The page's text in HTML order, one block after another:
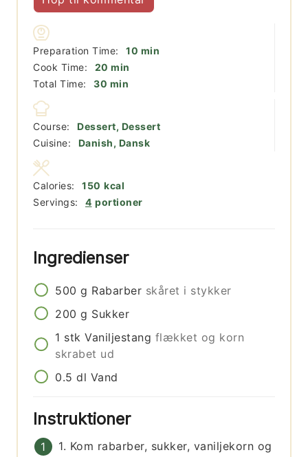
Preparation Time: 10 minutter
min
Cook Time:
20 minutter
min
Total Time:
30 minutter
min
Course:
Dessert, Dessert
Cuisine:
Danish, Dansk
Servings: 4 portioner
Calories: 150 kcal
Ingredienser
500 g Rabarber skåret i stykker
200 g Sukker
1 stk Vaniljestang flækket og korn
skrabet ud
0.5 dl Vand
Instruktioner
1. Kom rabarber, sukker, vaniljekorn og